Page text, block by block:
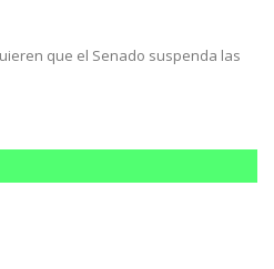
que el Senado suspenda las